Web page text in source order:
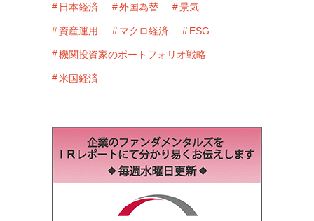
日本経済 外国為替 景気
資産運用 マクロ経済 ESG
機関投資家のポートフォリオ戦略
米国経済